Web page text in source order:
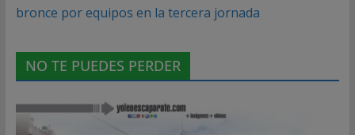
bronce por equipos en la tercera jornada
NO TE PUEDES PERDER